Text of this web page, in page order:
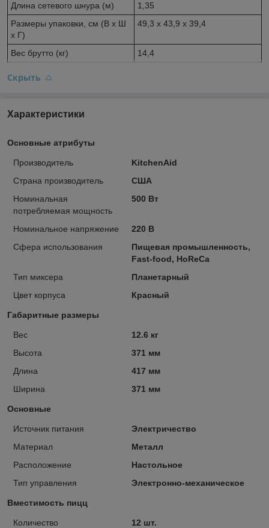
Длина сетевого шнура (м)
1,35
Размеры упаковки, см (В х Ш
х Г)
49,3 х 43,9 х 39,4
Вес брутто (кг) 14,4
Скрыть
Характеристики
Основные атрибуты
Производитель
KitchenAid
Страна производитель
США
Номинальная
потребляемая мощность
500 Вт
Номинальное напряжение
220 В
Сфера использования
Пищевая промышленность,
Fast-food, HoReCa
Тип миксера
Планетарный
Цвет корпуса
Красный
Габаритные размеры
Вес
12.6 кг
Высота
371 мм
Длина
417 мм
Ширина
371 мм
Основные
Источник питания
Электричество
Материал
Металл
Расположение
Настольное
Тип управления
Электронно-механическое
Вместимость пицц
Количество
12 шт.